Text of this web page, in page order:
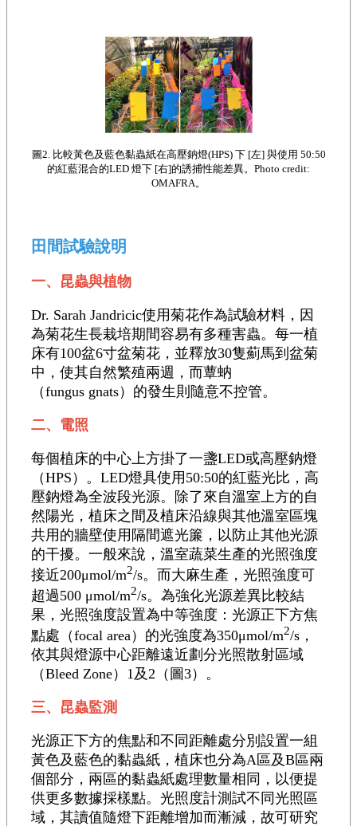
圖2. 比較黃色及藍色黏蟲紙在高壓鈉燈(HPS) 下 [左] 與使用 50:50
的紅藍混合的LED 燈下 [右]的誘捕性能差異。Photo credit:
OMAFRA。
田間試驗說明
一、昆蟲與植物
Dr. Sarah Jandricic使用菊花作為試驗材料，因
為菊花生長栽培期間容易有多種害蟲。每一植
床有100盆6寸盆菊花，並釋放30隻薊馬到盆菊
中，使其自然繁殖兩週，而蕈蚋
（fungus gnats）的發生則隨意不控管。
二、電照
每個植床的中心上方掛了一盞LED或高壓鈉燈
（HPS）。LED燈具使用50:50的紅藍光比，高
壓鈉燈為全波段光源。除了來自溫室上方的自
然陽光，植床之間及植床沿線與其他溫室區塊
共用的牆壁使用隔間遮光簾，以防止其他光源
的干擾。一般來說，溫室蔬菜生產的光照強度
接近200μmol/m2/s。而大麻生產，光照強度可
超過500 μmol/m2/s。為強化光源差異比較結
果，光照強度設置為中等強度：光源正下方焦
點處（focal area）的光強度為350μmol/m2/s，
依其與燈源中心距離遠近劃分光照散射區域
（Bleed Zone）1及2（圖3）。
三、昆蟲監測
光源正下方的焦點和不同距離處分別設置一組
黃色及藍色的黏蟲紙，植床也分為A區及B區兩
個部分，兩區的黏蟲紙處理數量相同，以便提
供更多數據採樣點。光照度計測試不同光照區
域，其讀值隨燈下距離增加而漸減，故可研究